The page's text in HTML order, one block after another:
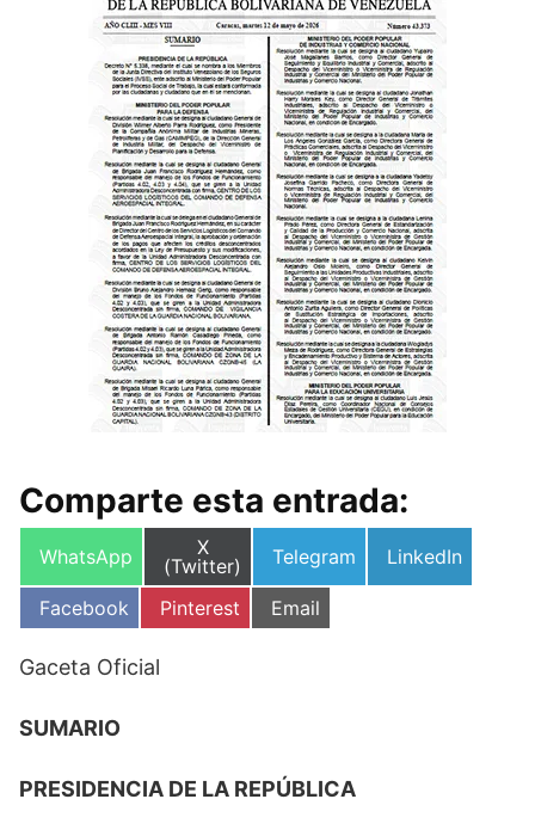
Comparte esta entrada:
Compartir
WhatsApp
Compartir
en
X
(Twitter)
Compartir
Telegram
Compartir
LinkedIn
Compartir
en
Facebook
Compartir
en
Pinterest
Compartir
en
Email
Gaceta Oficial
SUMARIO
PRESIDENCIA DE LA REPÚBLICA